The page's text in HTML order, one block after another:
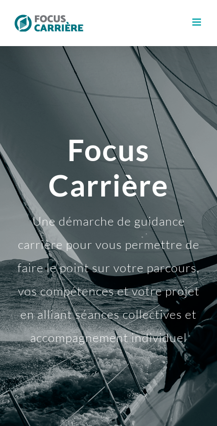
Focus
Carrière
Une démarche de guidance
carrière pour vous permettre de
faire le point sur votre parcours,
vos compétences et votre projet
en alliant séances collectives et
accompagnement individuel